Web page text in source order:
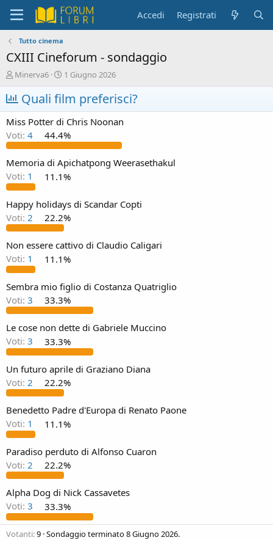
Accedi Registrati
Tutto cinema
CXIII Cineforum - sondaggio
C
r
e
a
t
o
r
e
D
i
s
u
s
s
o
n
e
Minerva6
D
a
t
a
d
i
n
i
z
1 Giugno 2026
Quali film preferisci?
Miss Potter di Chris Noonan
Voti: 4 44.4%
Memoria di Apichatpong Weerasethakul
Voti: 1 11.1%
Happy holidays di Scandar Copti
Voti: 2 22.2%
Non essere cattivo di Claudio Caligari
Voti: 1 11.1%
Sembra mio figlio di Costanza Quatriglio
Voti: 3 33.3%
Le cose non dette di Gabriele Muccino
Voti: 3 33.3%
Un futuro aprile di Graziano Diana
Voti: 2 22.2%
Benedetto Padre d'Europa di Renato Paone
Voti: 1 11.1%
Paradiso perduto di Alfonso Cuaron
Voti: 2 22.2%
Alpha Dog di Nick Cassavetes
Voti: 3 33.3%
Votanti 9 Sondaggio terminato8 Giugno 2026.